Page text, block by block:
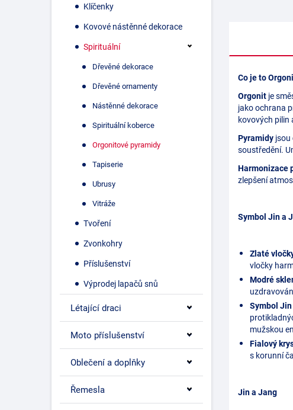
Co je to
Orgonit je
jako ochrana
kovových pilin
Pyramidy jsou
soustředění.
Harmonizace
zlepšení
Symbol Jin a
Zlaté
vločky
Modré
Symbol
mužskou
Fialový
s korunní
Jin a Jang
Klíčenky
Kovové nástěnné dekorace
Spirituální
Dřevěné dekorace
Dřevěné ornamenty
Nástěnné dekorace
Spirituální koberce
Orgonitové pyramidy
Tapiserie
Ubrusy
Vitráže
Tvoření
Zvonkohry
Příslušenství
Výprodej lapačů snů
Létající draci
Moto příslušenství
Oblečení a doplňky
Řemesla